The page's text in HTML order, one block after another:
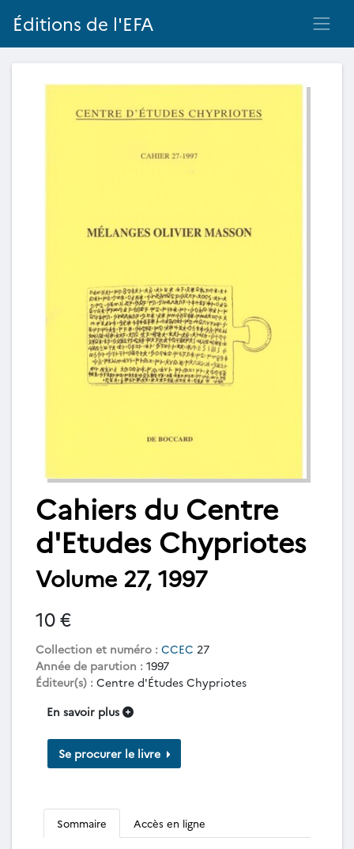
Éditions de l'EFA
Cahiers du Centre
d'Etudes Chypriotes
Volume 27, 1997
10 €
Collection et numéro : CCEC 27
Année de parution : 1997
Éditeur(s) : Centre d'Études Chypriotes
En savoir plus
Se procurer le livre
Sommaire Accès en ligne